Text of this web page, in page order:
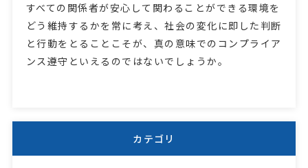
すべての関係者が安心して関わることができる環境を
どう維持するかを常に考え、社会の変化に即した判断
と行動をとることこそが、真の意味でのコンプライア
ンス遵守といえるのではないでしょうか。
カテゴリ